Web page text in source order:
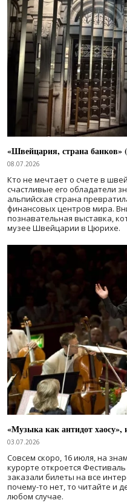
«Швейцария, страна банков»
08.07.2026
Кто не мечтает о счете в
счастливые его обладатели
альпийская страна
финансовых центров мира.
познавательная выставка,
музее Швейцарии в Цюрихе.
«Музыка как антидот
03.07.2026
Совсем скоро, 16 июля, на
курорте откроется
заказали билеты на все
почему-то нет, то читайте и
любом случае.